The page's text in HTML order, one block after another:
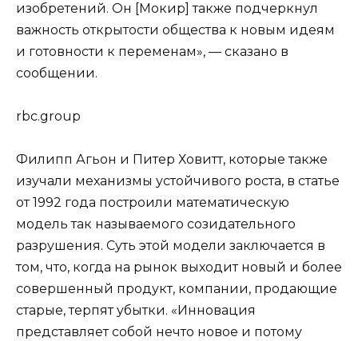
изобретений. Он [Мокир] также подчеркнул
важность открытости общества к новым идеям
и готовности к переменам», — сказано в
сообщении.
rbc.group
Филипп Агьон и Питер Ховитт, которые также
изучали механизмы устойчивого роста, в статье
от 1992 года построили математическую
модель так называемого созидательного
разрушения. Суть этой модели заключается в
том, что, когда на рынок выходит новый и более
совершенный продукт, компании, продающие
старые, терпят убытки. «Инновация
представляет собой нечто новое и потому